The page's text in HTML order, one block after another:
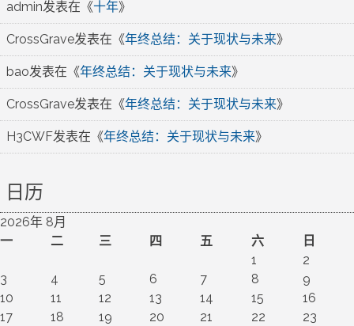
admin发表在《十年》
CrossGrave发表在《年终总结：关于现状与未来》
bao发表在《年终总结：关于现状与未来》
CrossGrave发表在《年终总结：关于现状与未来》
H3CWF发表在《年终总结：关于现状与未来》
日历
2026年 8月
一
二 三 四 五 六
日
1
2
3
4 5 6 7 8
9
10
11 12 13 14 15
16
17
18 19 20 21 22
23